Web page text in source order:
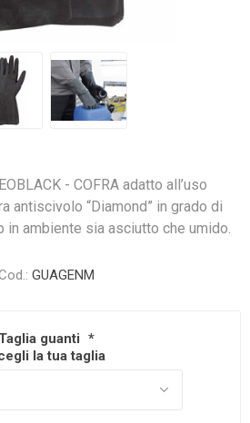
- COFRA adatto all’uso
antiscivolo “Diamond” in grado di
in ambiente sia asciutto che umido.
GUAGENM
Taglia guanti *
la tua taglia